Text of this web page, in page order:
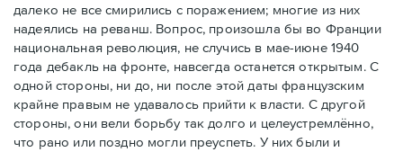
далеко не все смирились с поражением; многие из них
надеялись на реванш. Вопрос, произошла бы во Франции
национальная революция, не случись в мае-июне 1940
года дебакль на фронте, навсегда останется открытым. С
одной стороны, ни до, ни после этой даты французским
крайне правым не удавалось прийти к власти. С другой
стороны, они вели борьбу так долго и целеустремлённо,
что рано или поздно могли преуспеть. У них были и